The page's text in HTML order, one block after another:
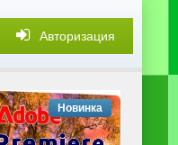
Авторизация
Новинка